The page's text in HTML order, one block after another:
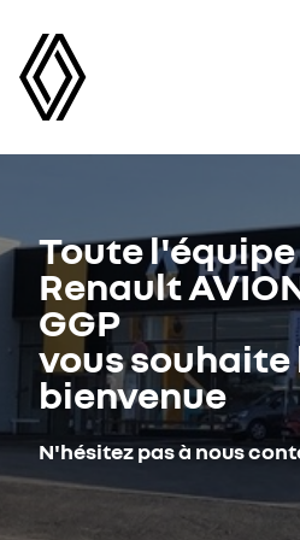
Toute
Renault
GGP
vous souhaite
bienvenue
N'hésitez pas à nous